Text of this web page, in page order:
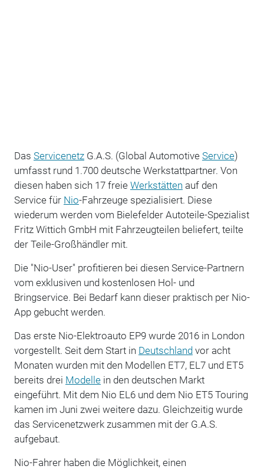
Das ServicenetzG.A.S. (Global Automotive Service)
umfasst rund 1.700 deutsche Werkstattpartner. Von
diesen haben sich 17 freie Werkstätten auf den
Service für Nio-Fahrzeuge spezialisiert. Diese
wiederum werden vom Bielefelder Autoteile-Spezialist
Fritz Wittich GmbH mit Fahrzeugteilen beliefert, teilte
der Teile-Großhändler mit.
Die "Nio-User" profitieren bei diesen Service-Partnern
vom exklusiven und kostenlosen Hol- und
Bringservice. Bei Bedarf kann dieser praktisch per Nio-
App gebucht werden.
Das erste Nio-Elektroauto EP9 wurde 2016 in London
vorgestellt. Seit dem Start in Deutschlandvor acht
Monaten wurden mit den Modellen ET7, EL7 und ET5
bereits drei Modellein den deutschen Markt
eingeführt. Mit dem Nio EL6 und dem Nio ET5 Touring
kamen im Juni zwei weitere dazu. Gleichzeitig wurde
das Servicenetzwerk zusammen mit der G.A.S.
aufgebaut.
Nio-Fahrer haben die Möglichkeit, einen